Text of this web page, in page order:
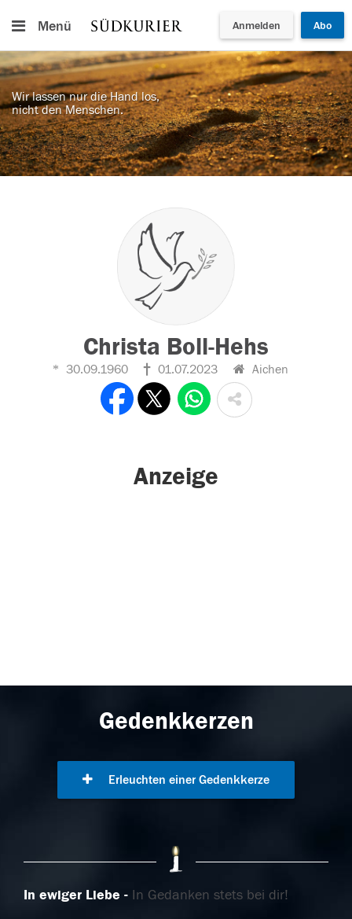
Menü Anmelden Abo
Wir lassen nur die Hand los,
nicht den Menschen.
Christa Boll-Hehs
30.09.1960 01.07.2023 Aichen
Anzeige
Gedenkkerzen
Erleuchten einer Gedenkkerze
In ewiger Liebe In Gedanken stets bei dir!